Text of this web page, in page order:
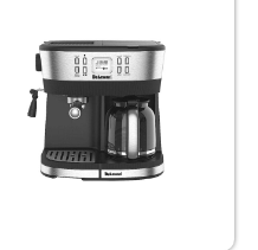
DL-640
۳۷,۵۰۰,۰۰۰